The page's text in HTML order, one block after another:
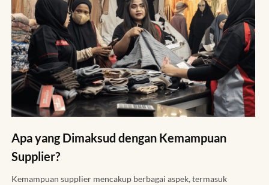
Apa yang Dimaksud dengan Kemampuan
Supplier?
Kemampuan supplier mencakup berbagai aspek, termasuk